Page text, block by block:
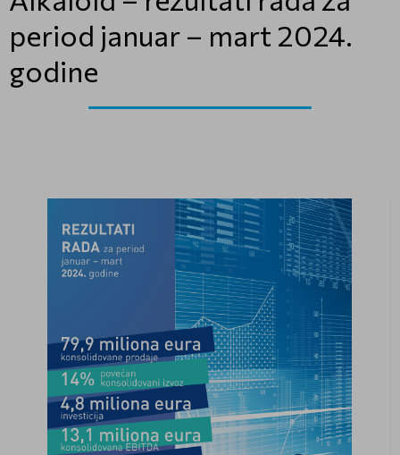
period januar – mart 2024.
godine